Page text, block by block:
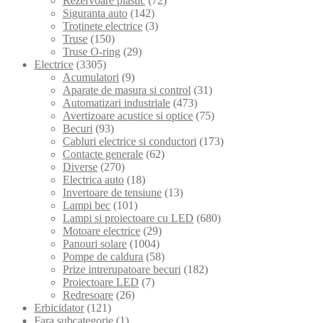
Siguranta auto (142)
Trotinete electrice (3)
Truse (150)
Truse O-ring (29)
Electrice (3305)
Acumulatori (9)
Aparate de masura si control (31)
Automatizari industriale (473)
Avertizoare acustice si optice (75)
Becuri (93)
Cabluri electrice si conductori (173)
Contacte generale (62)
Diverse (270)
Electrica auto (18)
Invertoare de tensiune (13)
Lampi bec (101)
Lampi si proiectoare cu LED (680)
Motoare electrice (29)
Panouri solare (1004)
Pompe de caldura (58)
Prize intrerupatoare becuri (182)
Proiectoare LED (7)
Redresoare (26)
Erbicidator (121)